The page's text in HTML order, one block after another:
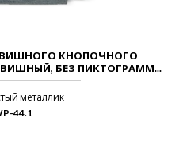
КНОПОЧНОГО
БЕЗ ПИКТОГРАММ...
металлик
44.1